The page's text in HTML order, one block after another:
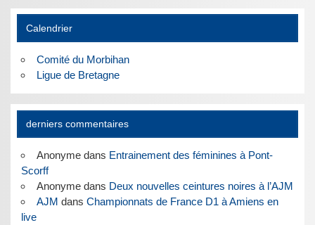
Calendrier
Comité du Morbihan
Ligue de Bretagne
derniers commentaires
Anonymedans Entrainement des féminines à Pont-
Scorff
Anonymedans Deux nouvelles ceintures noires à l’AJM
AJM dans Championnats de France D1 à Amiens en
live